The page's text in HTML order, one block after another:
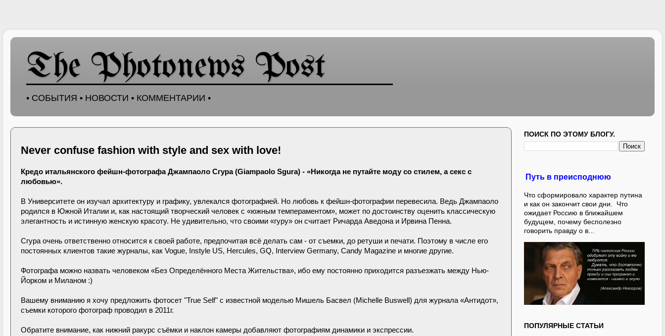
The Photonews Post
• СОБЫТИЯ • НОВОСТИ • КОММЕНТАРИИ •
Never confuse fashion with style and sex with love!
Кредо итальянского фейшн-фотографа Джампаоло Сгура (Giampaolo Sgura) - «Никогда не путайте моду со стилем, а секс с
любовью».
В Университете он изучал архитектуру и графику, увлекался фотографией. Но любовь к фейшн-фотографии перевесила. Ведь Джампаоло
родился в Южной Италии и, как настоящий творческий человек с «южным темпераментом», может по достоинству оценить классическую
элегантность и истинную женскую красоту. Не удивительно, что своими «гуру» он считает Ричарда Аведона и Ирвина Пенна.
Сгура очень ответственно относится к своей работе, предпочитая всё делать сам - от съемки, до ретуши и печати. Поэтому в числе его
постоянных клиентов такие журналы, как Vogue, Instyle US, Hercules, GQ, Interview Germany, Candy Magazine и многие другие.
Фотографа можно назвать человеком «Без Определённого Места Жительства», ибо ему постоянно приходится разъезжать между Нью-
Йорком и Миланом :)
Вашему вниманию я хочу предложить фотосет "True Self" с известной моделью Мишель Басвел (Michelle Buswell) для журнала «Антидот»,
съемки которого фотограф проводил в 2011г.
Обратите внимание, как нижний ракурс съёмки и наклон камеры добавляют фотографиям динамики и экспрессии.
ПОИСК ПО ЭТОМУ БЛОГУ.
Путь в преисподнюю
Что сформировало характер путина
и как он закончит свои дни. Что
ожидает Россию в ближайшем
будущем, почему бесполезно
говорить правду о в...
ПОПУЛЯРНЫЕ СТАТЬИ